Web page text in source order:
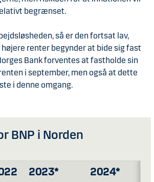
begrænset.
så er den fortsat lav,
højere renter begynder at bide sig fast
Bank forventes at fastholde sin
i september, men også at dette
i denne omgang.
BNP i Norden
2023* 2024*